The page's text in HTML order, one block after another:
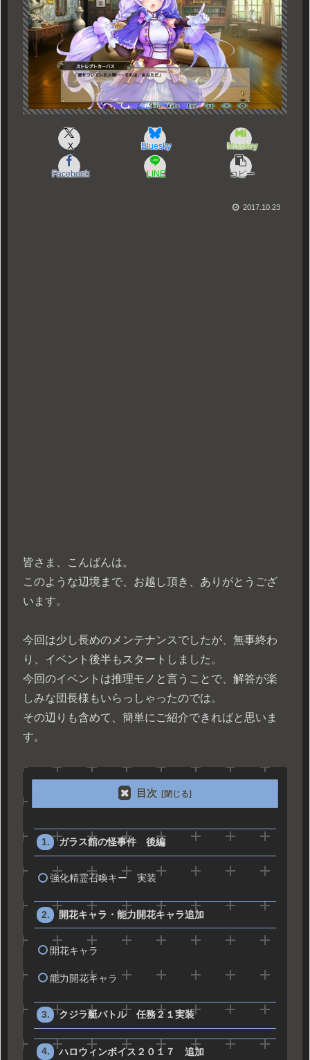
X Bluesky Misskey
Facebook LINE コピー
2017.10.23
皆さま、こんばんは。
このような辺境まで、お越し頂き、ありがとうござ
います。
今回は少し長めのメンテナンスでしたが、無事終わ
り、イベント後半もスタートしました。
今回のイベントは推理モノと言うことで、解答が楽
しみな団長様もいらっしゃったのでは。
その辺りも含めて、簡単にご紹介できればと思いま
す。
目次
ガラス館の怪事件 後編
強化精霊召喚キー 実装
開花キャラ・能力開花キャラ追加
開花キャラ
能力開花キャラ
クジラ艇バトル 任務２１実装
ハロウィンボイス２０１７ 追加